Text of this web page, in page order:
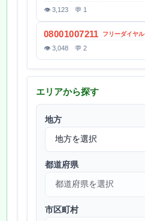
👁 3,123 💬 1
08001007211 フリーダイヤル
👁 3,048 💬 2
エリアから探す
地方
都道府県
市区町村